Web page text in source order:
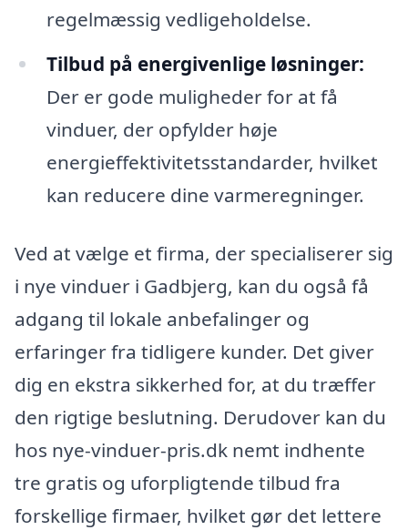
regelmæssig vedligeholdelse.
Tilbud på energivenlige løsninger:
Der er gode muligheder for at få
vinduer, der opfylder høje
energieffektivitetsstandarder, hvilket
kan reducere dine varmeregninger.
Ved at vælge et firma, der specialiserer sig
i nye vinduer i Gadbjerg, kan du også få
adgang til lokale anbefalinger og
erfaringer fra tidligere kunder. Det giver
dig en ekstra sikkerhed for, at du træffer
den rigtige beslutning. Derudover kan du
hos nye-vinduer-pris.dk nemt indhente
tre gratis og uforpligtende tilbud fra
forskellige firmaer, hvilket gør det lettere